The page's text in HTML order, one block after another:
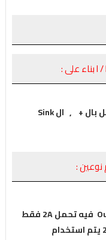
ال ٍSource اى ان ال Commen متصل بال + , ال Sink
هذا النوع نقطة الOutput فيه تحمل 2A فقط